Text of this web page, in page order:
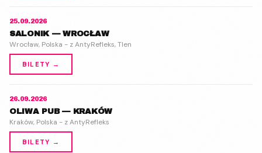
25.09.2026
SALONIK — WROCŁAW
Wrocław, Polska - z AntyRefleks, Tlen
BILETY →
26.09.2026
OLIWA PUB — KRAKÓW
Kraków, Polska - z AntyRefleks
BILETY →